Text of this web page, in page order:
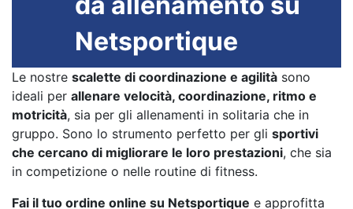
Netsportique
Le nostre scalette di coordinazione e agilità sono
ideali per allenare velocità, coordinazione, ritmo e
motricità, sia per gli allenamenti in solitaria che in
gruppo. Sono lo strumento perfetto per gli sportivi
che cercano di migliorare le loro prestazioni, che sia
in competizione o nelle routine di fitness.
Fai il tuo ordine online su Netsportique e approfitta